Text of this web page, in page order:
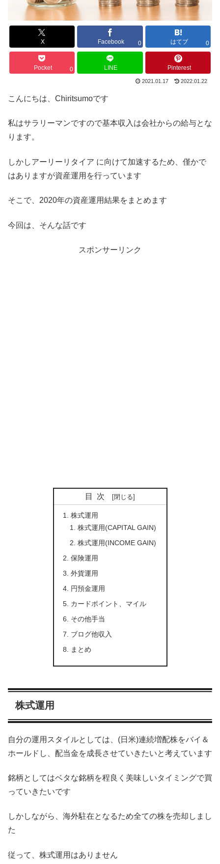
X Facebook 0 はてブ 0
Pocket 0 LINE Pinterest
2021.01.17 2022.01.22
こんにちは、Chiritsumoです
私はサラリーマンですので基本収入は会社からの給与とな
ります。
しかしアーリーリタイア に向けて加速するため、僅かで
はありますが資産運用を行っています
そこで、2020年の資産運用結果をまとめます
今回は、そんな話です
スポンサーリンク
目次
株式運用
株式運用(CAPITAL GAIN)
株式運用(INCOME GAIN)
保険運用
外貨運用
円預金運用
カードポイント、マイル
その他手当
ブログ他収入
まとめ
株式運用
自分の運用スタイルとしては、(日米)連続増配株をバイ＆
ホールドし、配当金を成長させていきたいと考えています
銘柄としてはベタな銘柄を程良く美味しいタイミングで買
っていきたいです
しかしながら、海外駐在となるため全ての株を売却しまし
た
従って、株式運用はありません